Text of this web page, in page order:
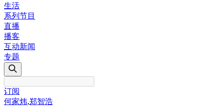
生活
系列节目
直播
播客
互动新闻
专题
订阅
何家炜,郑智浩